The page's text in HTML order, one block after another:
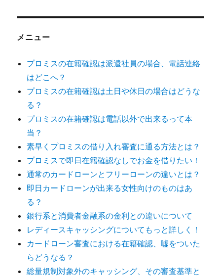
メニュー
プロミスの在籍確認は派遣社員の場合、電話連絡
はどこへ？
プロミスの在籍確認は土日や休日の場合はどうな
る？
プロミスの在籍確認は電話以外で出来るって本
当？
素早くプロミスの借り入れ審査に通る方法とは？
プロミスで即日在籍確認なしでお金を借りたい！
通常のカードローンとフリーローンの違いとは？
即日カードローンが出来る女性向けのものはあ
る？
銀行系と消費者金融系の金利との違いについて
レディースキャッシングについてもっと詳しく！
カードローン審査における在籍確認、嘘をついた
らどうなる？
総量規制対象外のキャッシング、その審査基準と